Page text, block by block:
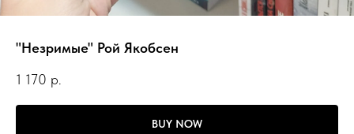
"Незримые" Рой Якобсен
1 170 р.
BUY NOW